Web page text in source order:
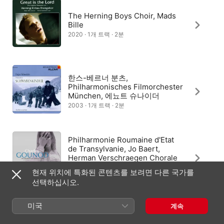
The Herning Boys Choir, Mads
Bille
2020 · 1개 트랙 · 2분
한스-베르너 분츠,
Philharmonisches Filmorchester
München, 에뇨트 슈나이더
2003 · 1개 트랙 · 2분
Philharmonie Roumaine d'Etat
de Transylvanie, Jo Baert,
Herman Verschraegen Chorale
Caecilia
2010 · 2개 트랙 · 4분
현재 위치에 특화된 콘텐츠를 보려면 다른 국가를
선택하십시오.
미국 계속